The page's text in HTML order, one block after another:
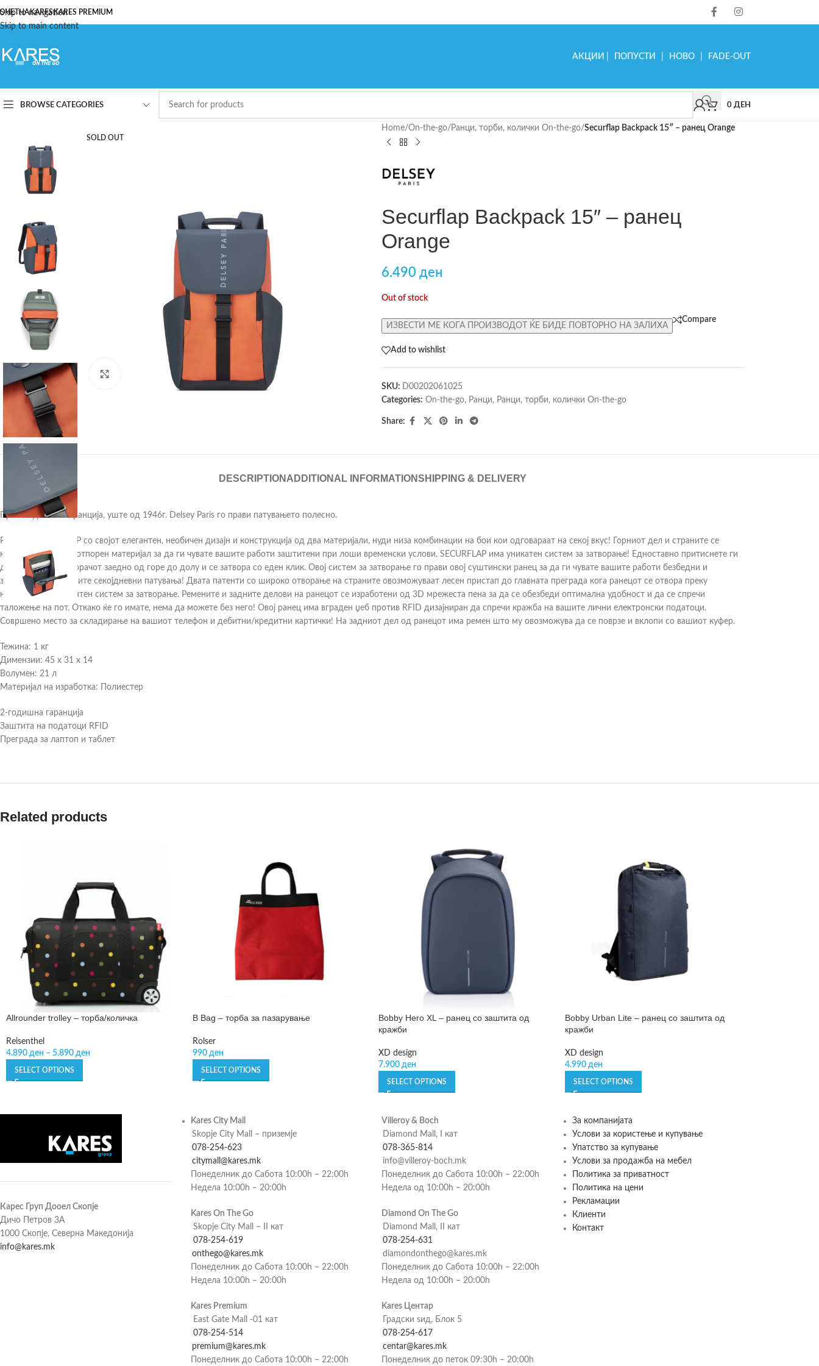
Skip to navigation
Skip to main content
KARESKARES PREMIUM
АКЦИИ ПОПУСТИ НОВО FADE-OUT
BROWSE CATEGORIES 0 ДЕН
SOLD OUT
Click to enlarge
Home/On-the-go/ Ранци, торби, колички On-the-go/Securflap Backpack 15″ – ранец Orange
Securflap Backpack 15″ – ранец
Orange
6.490 ден
Out of stock
ИЗВЕСТИ МЕ КОГА ПРОИЗВОДОТ ЌЕ БИДЕ ПОВТОРНО НА ЗАЛИХА
Compare
Add to wishlist
SKU: D00202061025
Categories: On-the-go, Ранци, Ранци, торби, колички On-the-go
Share:
DESCRIPTION ADDITIONAL INFORMATIONSHIPPING & DELIVERY
Произведени во Франција, уште од 1946г. Delsey Paris го прави патувањето полесно.
Ранецот SECURFLAP со својот елегантен, необичен дизајн и конструкција од два материјали, нуди низа комбинации на бои кои одговараат на секој вкус! Горниот дел и страните се
направени од водоотпорен материјал за да ги чувате вашите работи заштитени при лоши временски услови. SECURFLAP има уникатен систем за затворање! Едноставно притиснете ги
двата дела на затворачот заедно од горе до долу и се затвора со еден клик. Овој систем за затворање го прави овој суштински ранец за да ги чувате вашите работи безбедни и
заштитени при вашите секојдневни патувања! Двата патенти со широко отворање на страните овозможуваат лесен пристап до главната преграда кога ранецот се отвора преку
неговиот интелигентен систем за затворање. Ремените и задните делови на ранецот се изработени од 3D мрежеста пена за да се обезбеди оптимална удобност и да се спречи
таложење на пот. Откако ќе го имате, нема да можете без него! Овој ранец има вграден џеб против RFID дизајниран да спречи кражба на вашите лични електронски податоци.
Совршено место за складирање на вашиот телефон и дебитни/кредитни картички! На задниот дел од ранецот има ремен што му овозможува да се поврзе и вклопи со вашиот куфер.
Тежина: 1 кг
Димензии: 45 x 31 x 14
Волумен: 21 л
Материјал на изработка: Полиестер
2-годишна гаранција
Заштита на податоци RFID
Преграда за лаптоп и таблет
Related products
Allrounder trolley – торба/количка
Reisenthel
4.890 ден – 5.890 ден
SELECT OPTIONS
B Bag – торба за пазарување
Rolser
990 ден
SELECT OPTIONS
Bobby Hero XL – ранец со заштита од
кражби
XD design
7.900 ден
SELECT OPTIONS
Bobby Urban Lite – ранец со заштита од
кражби
XD design
4.990 ден
SELECT OPTIONS
Карес Груп Дооел Скопје
Дичо Петров 3А
1000 Скопје, Северна Македонија
info@kares.mk
Kares City Mall
Skopje City Mall – приземје
078-254-623
citymall@kares.mk
Понеделник до Сабота 10:00h – 22:00h
Недела 10:00h – 20:00h
Kares On The Go
Skopje City Mall – II кат
078-254-619
onthego@kares.mk
Понеделник до Сабота 10:00h – 22:00h
Недела 10:00h – 20:00h
Kares Premium
East Gate Mall -01 кат
078-254-514
premium@kares.mk
Понеделник до Сабота 10:00h – 22:00h
Villeroy & Boch
Diamond Mall, I кат
078-365-814
info@villeroy-boch.mk
Понеделник до Сабота 10:00h – 22:00h
Недела од 10:00h – 20:00h
Diamond On The Go
Diamond Mall, II кат
078-254-631
diamondonthego@kares.mk
Понеделник до Сабота 10:00h – 22:00h
Недела од 10:00h – 20:00h
Kares Центар
Градски ѕид, Блок 5
078-254-617
centar@kares.mk
Понеделник до петок 09:30h – 20:00h
За компанијата
Услови за користење и купување
Упатство за купување
Услови за продажба на мебел
Политика за приватност
Политика на цени
Рекламации
Клиенти
Контакт